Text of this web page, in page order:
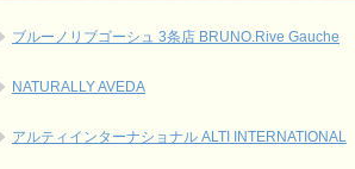
ブルーノリブゴーシュ 3条店 BRUNO.Rive Gauche
NATURALLY AVEDA
アルティインターナショナル ALTI INTERNATIONAL